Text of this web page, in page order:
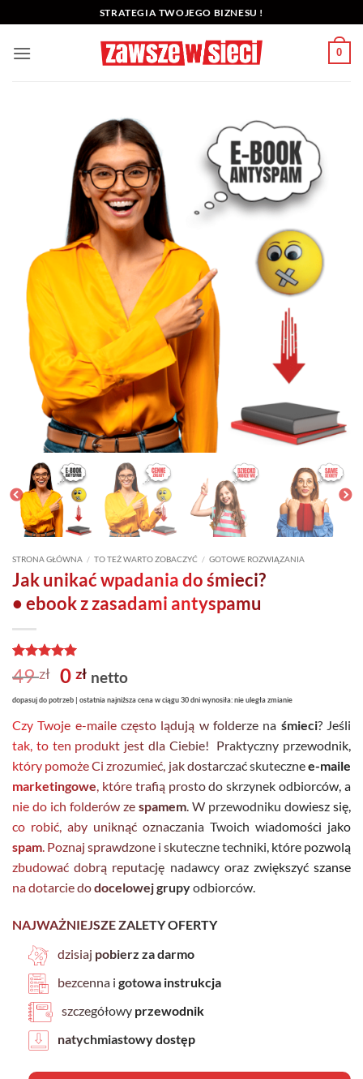
do
zawartości
STRATEGIA TWOJEGO BIZNESU !
0
STRONA GŁÓWNA / TO TEŻ WARTO ZOBACZYĆ / GOTOWE ROZWIĄZANIA
Jak unikać wpadania do śmieci?
• ebook z zasadami antyspamu
Oceniony5
na 5 na
podstawie
1
oceny
klienta
49zł Pierwotna
cena
49 zł.
0złAktualna
cena
0 zł.
netto
dopasuj do potrzeb | ostatnia najniższa cena w ciągu 30 dni wynosiła: nie uległa zmianie
Czy Twoje e-maile często lądują w folderze na śmieci? Jeśli
tak, to ten produkt jest dla Ciebie! Praktyczny przewodnik,
który pomoże Ci zrozumieć, jak dostarczać skutecznee-maile
marketingowe, które trafią prosto do skrzynek odbiorców, a
nie do ich folderów ze spamem. W przewodniku dowiesz się,
co robić, aby uniknąć oznaczania Twoich wiadomości jako
spam. Poznaj sprawdzone i skuteczne techniki, które pozwolą
zbudować dobrą reputację nadawcy oraz zwiększyć szanse
na dotarcie dodocelowej grupyodbiorców.
NAJWAŻNIEJSZE ZALETY OFERTY
dzisiaj pobierz za darmo
bezcenna i gotowa instrukcja
szczegółowy przewodnik
natychmiastowy dostęp